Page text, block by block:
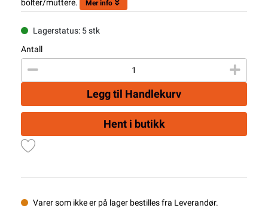
bolter/muttere.
Mer info
Lagerstatus: 5 stk
Antall
Legg til Handlekurv
Hent i butikk
Varer som ikke er på lager bestilles fra Leverandør.